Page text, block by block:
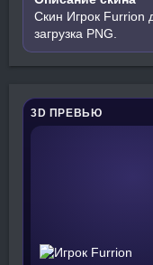
Скин Игрок Furrion
загрузка PNG.
3D ПРЕВЬЮ